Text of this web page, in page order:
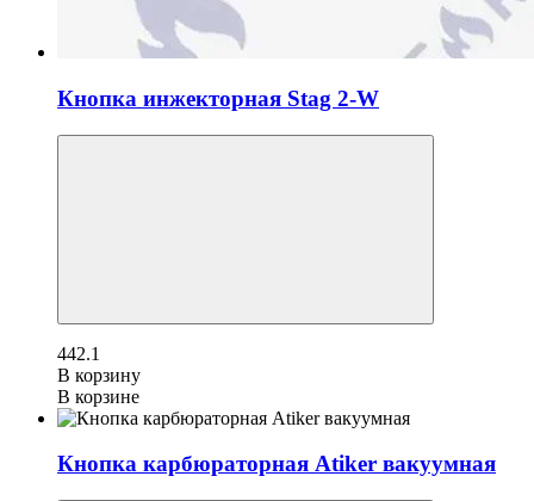
Кнопка инжекторная Stag 2-W
442.1
В корзину
В корзине
Кнопка карбюраторная Atiker вакуумная